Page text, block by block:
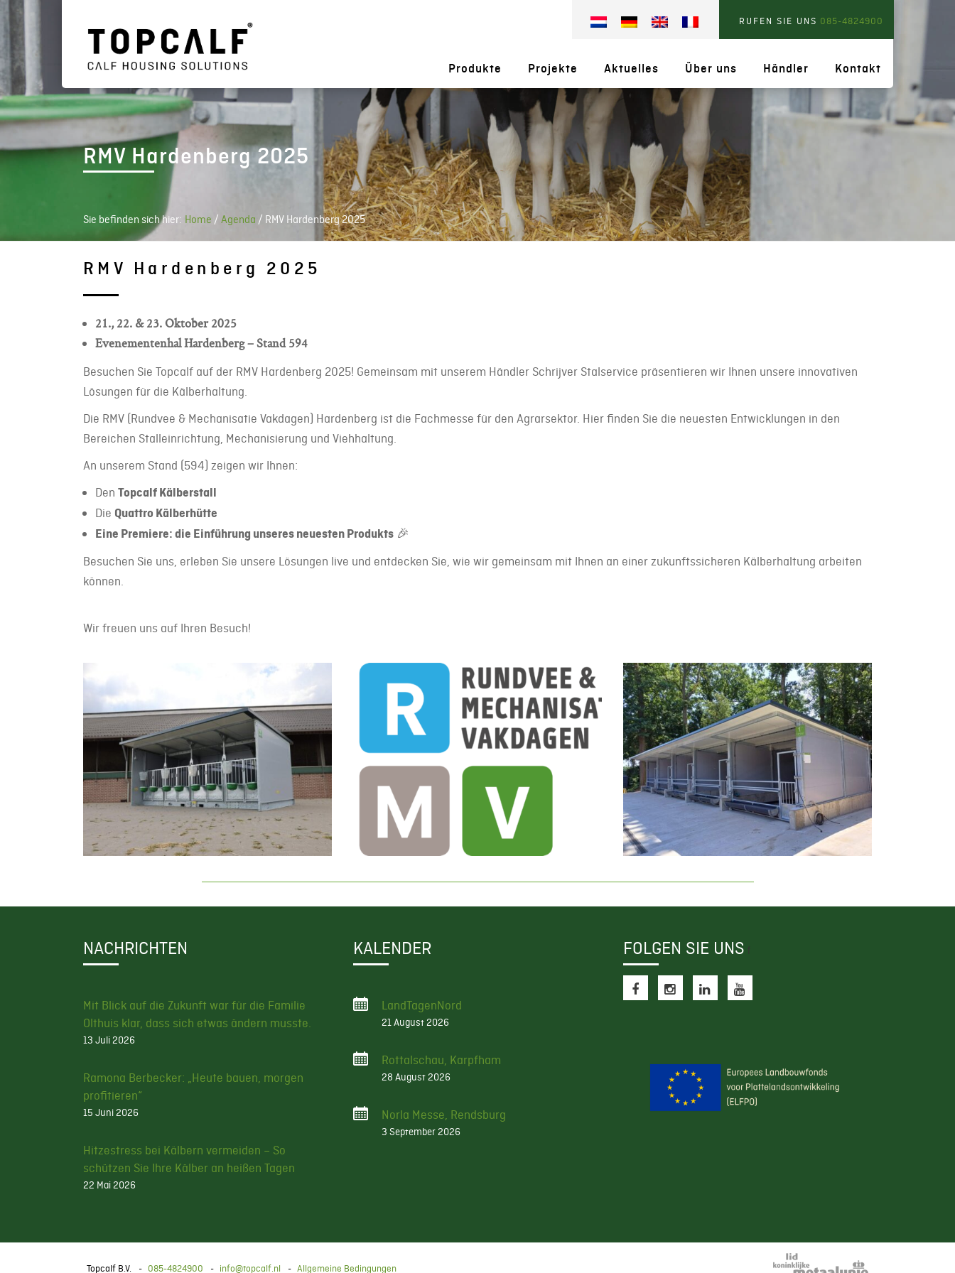
RUFEN SIE UNS 085-4824900
Produkte Projekte Aktuelles Über uns Händler Kontakt
RMV Hardenberg 2025
Sie befinden sich hier: Home / Agenda / RMV Hardenberg 2025
RMV Hardenberg 2025
21., 22. & 23. Oktober 2025
Evenementenhal Hardenberg – Stand 594
Besuchen Sie Topcalf auf der RMV Hardenberg 2025! Gemeinsam mit unserem Händler Schrijver Stalservice präsentieren wir Ihnen unsere innovativen
Lösungen für die Kälberhaltung.
Die RMV (Rundvee & Mechanisatie Vakdagen) Hardenberg ist die Fachmesse für den Agrarsektor. Hier finden Sie die neuesten Entwicklungen in den
Bereichen Stalleinrichtung, Mechanisierung und Viehhaltung.
An unserem Stand (594) zeigen wir Ihnen:
Den Topcalf Kälberstall
Die Quattro Kälberhütte
Eine Premiere: die Einführung unseres neuesten Produkts 🎉
Besuchen Sie uns, erleben Sie unsere Lösungen live und entdecken Sie, wie wir gemeinsam mit Ihnen an einer zukunftssicheren Kälberhaltung arbeiten
können.
Wir freuen uns auf Ihren Besuch!
NACHRICHTEN
Mit Blick auf die Zukunft war für die Familie
Olthuis klar, dass sich etwas ändern musste.
13 Juli 2026
Ramona Berbecker: „Heute bauen, morgen
profitieren“
15 Juni 2026
Hitzestress bei Kälbern vermeiden – So
schützen Sie Ihre Kälber an heißen Tagen
22 Mai 2026
KALENDER
LandTagenNord
21 August 2026
Rottalschau, Karpfham
28 August 2026
Norla Messe, Rendsburg
3 September 2026
FOLGEN SIE UNS f
Topcalf B.V. 085-4824900 info@topcalf.nl Allgemeine Bedingungen